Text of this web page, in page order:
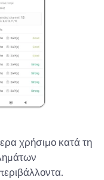
χρήσιμο κατά τη